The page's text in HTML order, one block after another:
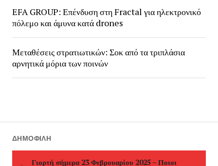
EFA GROUP: Επένδυση στη Fractal για ηλεκτρονικό
πόλεμο και άμυνα κατά drones
Μεταθέσεις στρατιωτικών: Σοκ από τα τριπλάσια
αρνητικά μόρια των ποινών
ΔΗΜΟΦΙΛΉ